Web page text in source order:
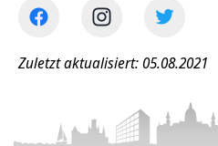
Zuletzt aktualisiert: 05.08.2021